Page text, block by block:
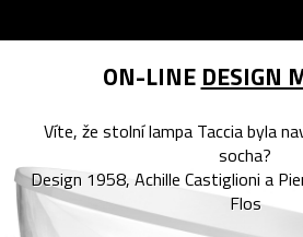
ON-LINE DESIGN
Víte, že stolní lampa Taccia byla
socha?
Design 1958, Achille Castiglioni a
Flos